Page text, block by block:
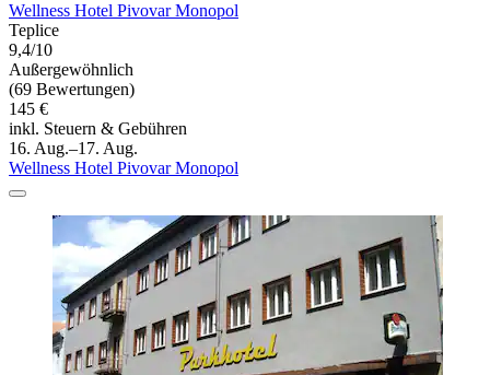
Wellness Hotel Pivovar Monopol
Teplice
9,4/10
Außergewöhnlich
(69 Bewertungen)
145 €
inkl. Steuern & Gebühren
16. Aug.–17. Aug.
Wellness Hotel Pivovar Monopol